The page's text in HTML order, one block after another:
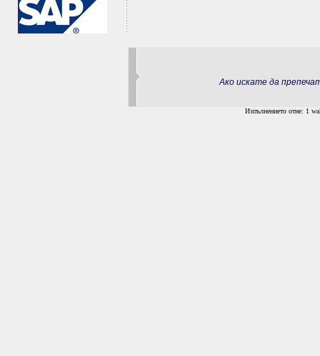
Ако искате да
Изпълнението отне: 1